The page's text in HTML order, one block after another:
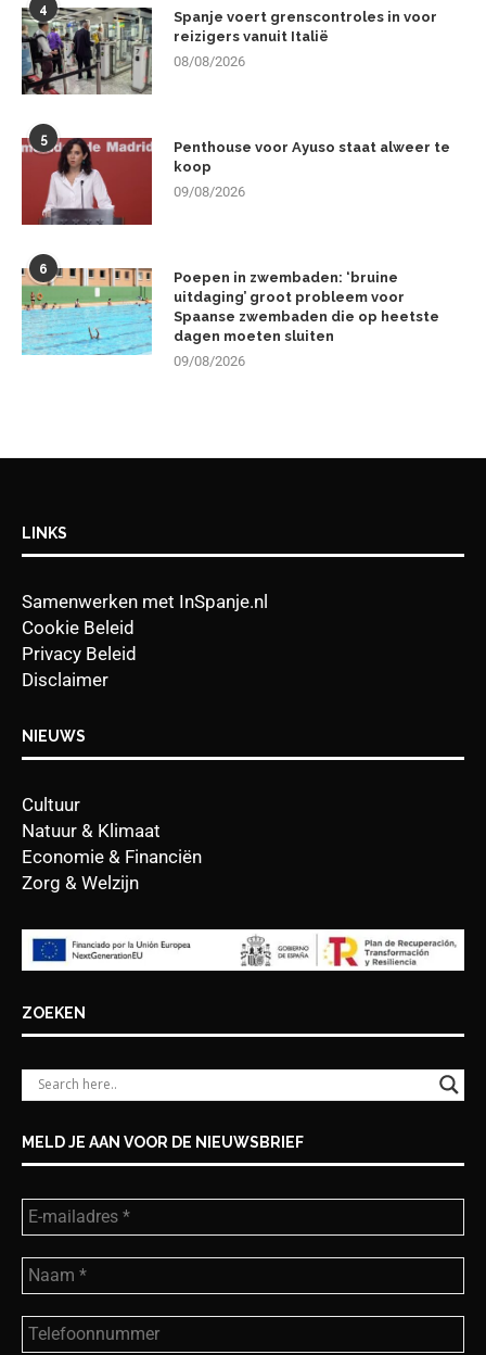
4
Spanje voert grenscontroles in voor
reizigers vanuit Italië
08/08/2026
5
Penthouse voor Ayuso staat alweer te
koop
09/08/2026
6
Poepen in zwembaden: ‘bruine
uitdaging’ groot probleem voor
Spaanse zwembaden die op heetste
dagen moeten sluiten
09/08/2026
LINKS
Samenwerken met InSpanje.nl
Cookie Beleid
Privacy Beleid
Disclaimer
NIEUWS
Cultuur
Natuur & Klimaat
Economie & Financiën
Zorg & Welzijn
ZOEKEN
MELD JE AAN VOOR DE NIEUWSBRIEF